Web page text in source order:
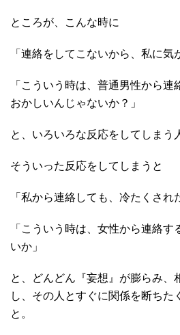
ところが、こんな時に
「連絡をしてこないから、私に気
「こういう時は、普通男性から
おかしいんじゃないか？」
と、いろいろな反応をしてしまう
そういった反応をしてしまうと
「私から連絡しても、冷たくされ
「こういう時は、女性から連絡
いか」
と、どんどん『妄想』が膨らみ、
し、その人とすぐに関係を断ちた
と。